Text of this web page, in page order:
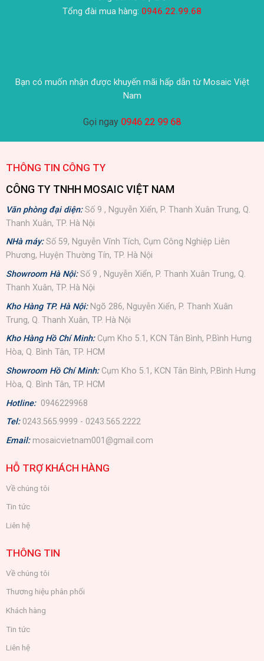
Tổng đài mua hàng: 0946.22.99.68
Bạn có muốn nhận được khuyến mãi hấp dẫn từ Mosaic Việt
Nam
Gọi ngay 0946 22 99 68
THÔNG TIN CÔNG TY
CÔNG TY TNHH MOSAIC VIỆT NAM
Văn phòng đại diện:Số 9 , Nguyễn Xiển, P. Thanh Xuân Trung, Q.
Thanh Xuân, TP. Hà Nội
NHà máy: Số 59, Nguyễn Vĩnh Tích, Cụm Công Nghiệp Liên
Phương, Huyện Thường Tín, TP. Hà Nội
Showroom Hà Nội: Số 9 , Nguyễn Xiển, P. Thanh Xuân Trung, Q.
Thanh Xuân, TP. Hà Nội
Kho Hàng TP. Hà Nội: Ngõ 286, Nguyễn Xiển, P. Thanh Xuân
Trung, Q. Thanh Xuân, TP. Hà Nội
Kho Hàng Hồ Chí Minh: Cụm Kho 5.1, KCN Tân Bình, P.Bình Hưng
Hòa, Q. Bình Tân, TP. HCM
Showroom Hồ Chí Minh: Cụm Kho 5.1, KCN Tân Bình, P.Bình Hưng
Hòa, Q. Bình Tân, TP. HCM
Hotline: 0946229968
Tel: 0243.565.9999 - 0243.565.2222
Email: mosaicvietnam001@gmail.com
HỖ TRỢ KHÁCH HÀNG
Về chúng tôi
Tin tức
Liên hệ
THÔNG TIN
Về chúng tôi
Thương hiệu phân phối
Khách hàng
Tin tức
Liên hệ